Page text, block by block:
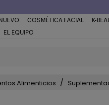
COSMÉTICA FACIAL K-
EL EQUIPO
Alimenticios